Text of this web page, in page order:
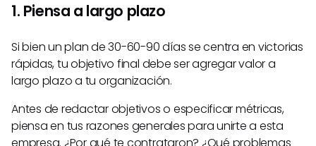
1. Piensa a largo plazo
Si bien un plan de 30-60-90 días se centra en victorias
rápidas, tu objetivo final debe ser agregar valor a
largo plazo a tu organización.
Antes de redactar objetivos o especificar métricas,
piensa en tus razones generales para unirte a esta